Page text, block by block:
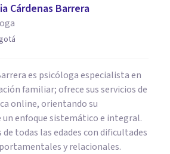
Cárdenas Barrera
es psicóloga especialista en
familiar; ofrece sus servicios de
online, orientando su
un enfoque sistemático e integral.
todas las edades con dificultades
y relacionales.